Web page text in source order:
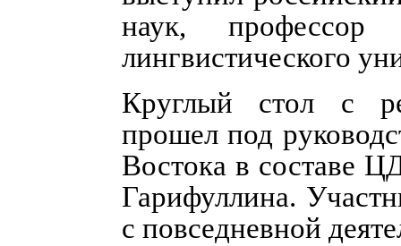
наук, профессор
лингвистического
Круглый стол с
прошел под
Востока в составе
Гарифуллина.
с повседневной